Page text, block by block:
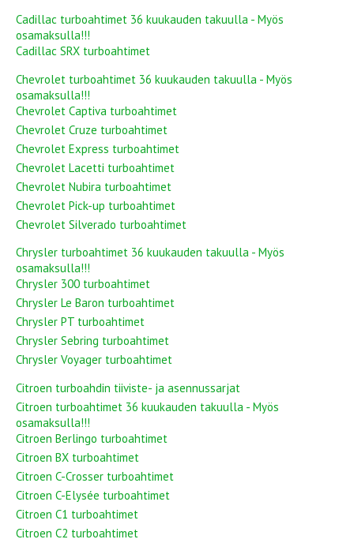
Cadillac turboahtimet 36 kuukauden takuulla - Myös
osamaksulla!!!
Cadillac SRX turboahtimet
Chevrolet turboahtimet 36 kuukauden takuulla - Myös
osamaksulla!!!
Chevrolet Captiva turboahtimet
Chevrolet Cruze turboahtimet
Chevrolet Express turboahtimet
Chevrolet Lacetti turboahtimet
Chevrolet Nubira turboahtimet
Chevrolet Pick-up turboahtimet
Chevrolet Silverado turboahtimet
Chrysler turboahtimet 36 kuukauden takuulla - Myös
osamaksulla!!!
Chrysler 300 turboahtimet
Chrysler Le Baron turboahtimet
Chrysler PT turboahtimet
Chrysler Sebring turboahtimet
Chrysler Voyager turboahtimet
Citroen turboahdin tiiviste- ja asennussarjat
Citroen turboahtimet 36 kuukauden takuulla - Myös
osamaksulla!!!
Citroen Berlingo turboahtimet
Citroen BX turboahtimet
Citroen C-Crosser turboahtimet
Citroen C-Elysée turboahtimet
Citroen C1 turboahtimet
Citroen C2 turboahtimet